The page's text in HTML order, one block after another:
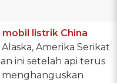
listrik China
Amerika Serikat
ini setelah api terus